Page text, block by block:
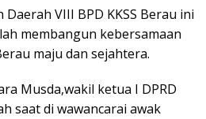
VIII BPD KKSS Berau ini
membangun kebersamaan
maju dan sejahtera.
Musda,wakil ketua I DPRD
saat di wawancarai awak